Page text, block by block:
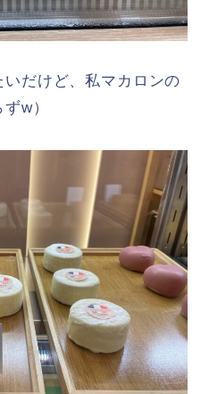
いだけど、私マカロンの
w）